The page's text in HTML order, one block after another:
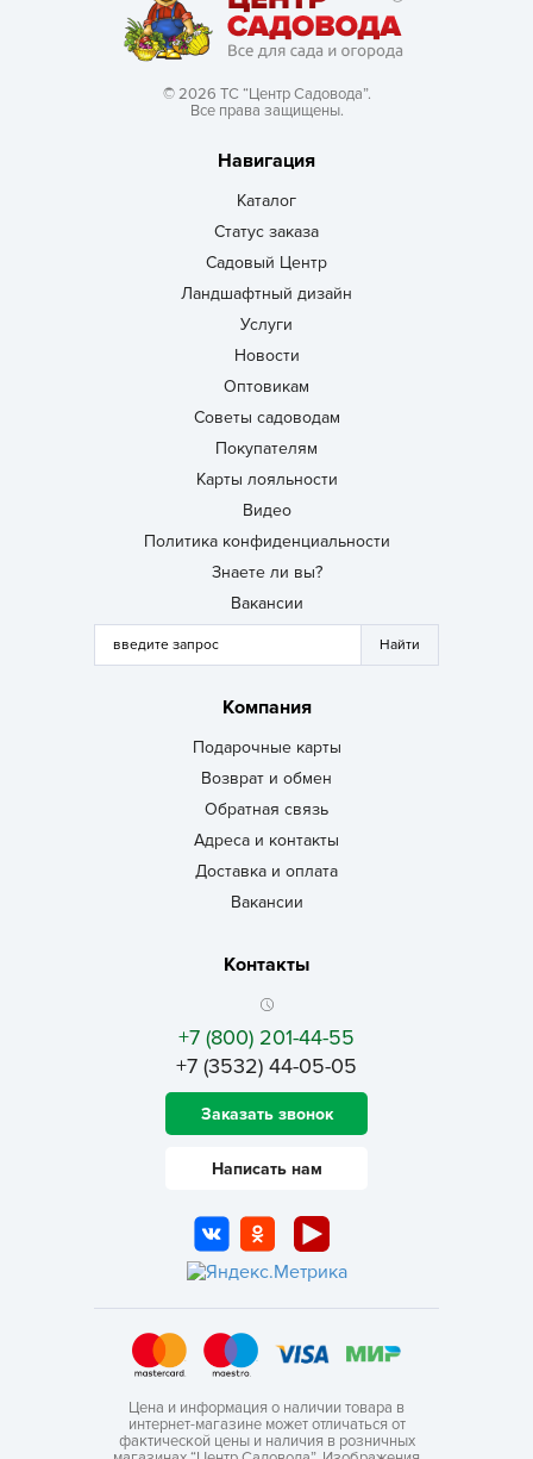
© 2026 ТС “Центр Садовода”.
Все права защищены.
Навигация
Каталог
Статус заказа
Садовый Центр
Ландшафтный дизайн
Услуги
Новости
Оптовикам
Советы садоводам
Покупателям
Карты лояльности
Видео
Политика конфиденциальности
Знаете ли вы?
Вакансии
Компания
Подарочные карты
Возврат и обмен
Обратная связь
Адреса и контакты
Доставка и оплата
Вакансии
Контакты
+7 (800) 201-44-55
+7 (3532) 44-05-05
Заказать звонок
Написать нам
Цена и информация о наличии товара в
интернет-магазине может отличаться от
фактической цены и наличия в розничных